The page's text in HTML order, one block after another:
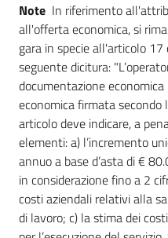
Note In riferimento
all'offerta economica, si
gara in specie all'articolo
seguente dicitura:
documentazione
economica firmata
articolo deve indicare, a
elementi: a) l’incremento
annuo a base d’asta di €
in considerazione fino a 2
costi aziendali relativi alla
di lavoro; c) la stima dei